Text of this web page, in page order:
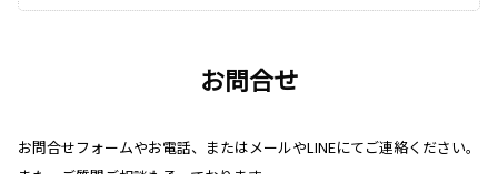
お問合せ
お問合せフォームやお電話、またはメールやLINEにてご連絡ください。